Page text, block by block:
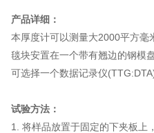
产品详细：
本厚度计可以测量大2000平方毫
毯块安置在一个带有翘边的钢模
可选择一个数据记录仪
试验方法：
1. 将样品放置于固定的下夹板上